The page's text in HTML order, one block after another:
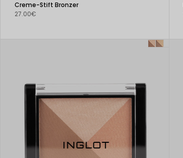
Creme-Stift Bronzer
27.00€